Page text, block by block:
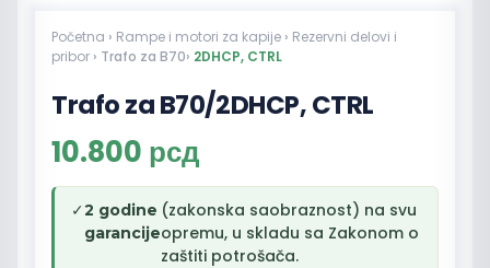
Početna › Rampe i motori za kapije › Rezervni delovi i
pribor › Trafo za B70› 2DHCP, CTRL
Trafo za B70/2DHCP, CTRL
10.800 рсд
✓2 godine
garancije
(zakonska saobraznost) na svu
opremu, u skladu sa Zakonom o
zaštiti potrošača.